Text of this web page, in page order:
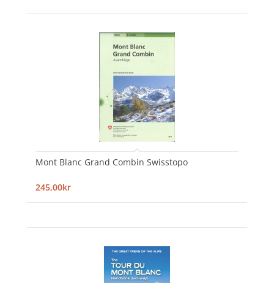
Mont Blanc Grand Combin Swisstopo
245,00kr